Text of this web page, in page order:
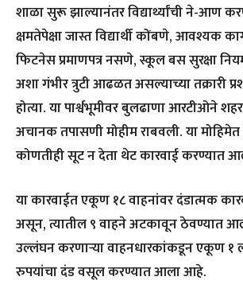
शाळा सुरू झाल्यानंतर विद्यार्थ्यांची ने-आण
क्षमतेपेक्षा जास्त विद्यार्थी कोंबणे, आवश्यक
फिटनेस प्रमाणपत्र नसणे, स्कूल बस सुरक्षा
अशा गंभीर त्रुटी आढळत असल्याच्या तक्रारी
होत्या. या पार्श्वभूमीवर बुलढाणा आरटीओने
अचानक तपासणी मोहीम राबवली. या मोहिमेत
कोणतीही सूट न देता थेट कारवाई करण्यात
या कारवाईत एकूण १८ वाहनांवर दंडात्मक
असून, त्यातील ९ वाहने अटकावून ठेवण्यात
उल्लंघन करणाऱ्या वाहनधारकांकडून एकूण १
रुपयांचा दंड वसूल करण्यात आला आहे.